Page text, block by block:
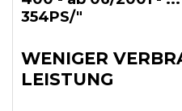
354PS/"
WENIGER
LEISTUNG